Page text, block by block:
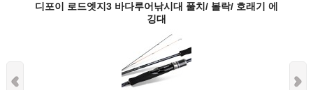
디포이 로드엣지3 바다루어낚시대 풀치/ 볼락/ 호래기 에
깅대